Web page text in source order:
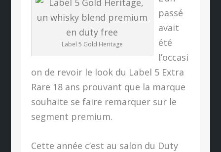
Label 5 Gold Heritage
passé
avait
été
l’occasi
on de revoir le look du Label 5 Extra
Rare 18 ans prouvant que la marque
souhaite se faire remarquer sur le
segment premium.
Cette année c’est au salon du Duty